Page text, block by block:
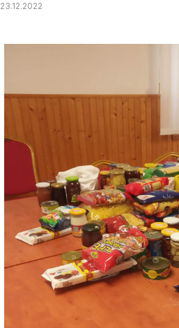
23.12.2022